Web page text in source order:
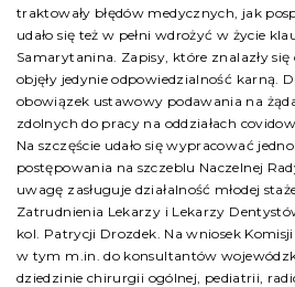
traktowały błędów medycznych, jak
udało się też w pełni wdrożyć w życie
Samarytanina. Zapisy, które znalazły
objęły jedynie odpowiedzialność karną.
obowiązek ustawowy podawania na
zdolnych do pracy na oddziałach
Na szczęście udało się wypracować
postępowania na szczeblu Naczelnej
uwagę zasługuje działalność młodej
Zatrudnienia Lekarzy i Lekarzy
kol. Patrycji Drozdek. Na wniosek
w tym m.in. do konsultantów
dziedzinie chirurgii ogólnej, pediatrii,